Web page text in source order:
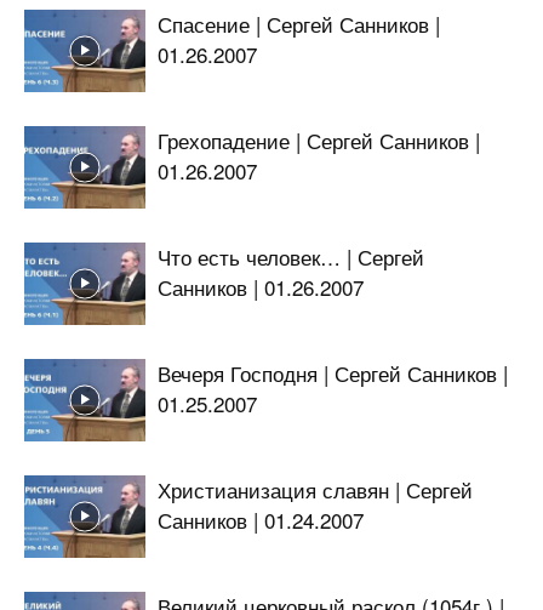
Спасение | Сергей Санников |
01.26.2007
Грехопадение | Сергей Санников |
01.26.2007
Что есть человек… | Сергей
Санников | 01.26.2007
Вечеря Господня | Сергей Санников |
01.25.2007
Христианизация славян | Сергей
Санников | 01.24.2007